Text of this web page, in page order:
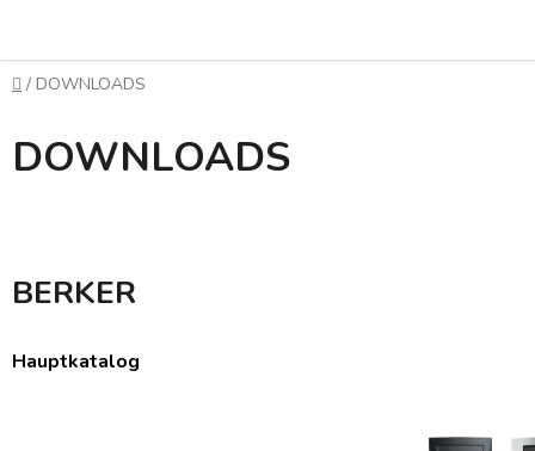
springen
Startseite
/ DOWNLOADS
DOWNLOADS
BERKER
Hauptkatalog